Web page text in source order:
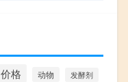
价格 动物 发酵剂